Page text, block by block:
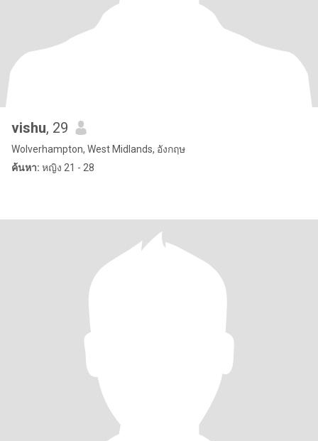
vishu, 29
Wolverhampton, West Midlands, อังกฤษ
ค้นหา: หญิง 21 - 28